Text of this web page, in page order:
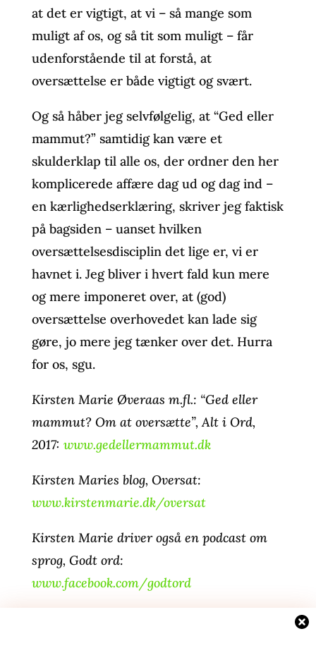
at det er vigtigt, at vi – så mange som
muligt af os, og så tit som muligt – får
udenforstående til at forstå, at
oversættelse er både vigtigt og svært.
Og så håber jeg selvfølgelig, at “Ged eller
mammut?” samtidig kan være et
skulderklap til alle os, der ordner den her
komplicerede affære dag ud og dag ind –
en kærlighedserklæring, skriver jeg faktisk
på bagsiden – uanset hvilken
oversættelsesdisciplin det lige er, vi er
havnet i. Jeg bliver i hvert fald kun mere
og mere imponeret over, at (god)
oversættelse overhovedet kan lade sig
gøre, jo mere jeg tænker over det. Hurra
for os, sgu.
Kirsten Marie Øveraas m.fl.: “Ged eller
mammut? Om at oversætte”, Alt i Ord,
2017: www.gedellermammut.dk
Kirsten Maries blog, Oversat:
www.kirstenmarie.dk/oversat
Kirsten Marie driver også en podcast om
sprog, Godt ord:
www.facebook.com/godtord